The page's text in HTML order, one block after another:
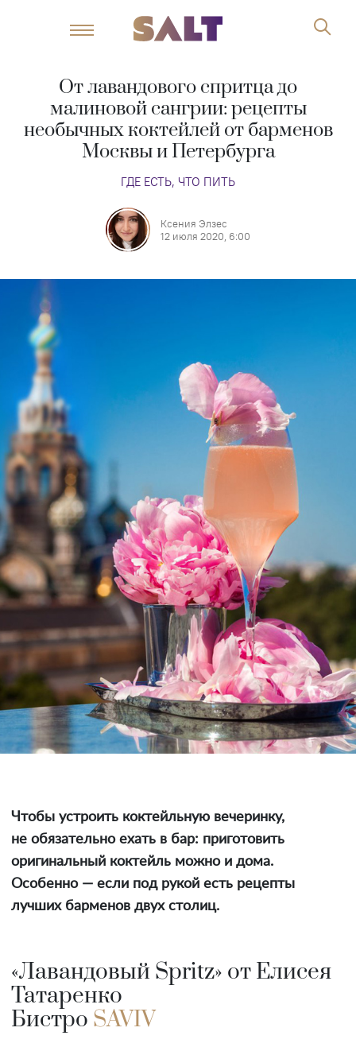
От лавандового спритца до
малиновой сангрии: рецепты
необычных коктейлей от барменов
Москвы и Петербурга
ГДЕ ЕСТЬ, ЧТО ПИТЬ
Ксения Элзес
12 июля 2020, 6:00
Чтобы устроить коктейльную вечеринку,
не обязательно ехать в бар: приготовить
оригинальный коктейль можно и дома.
Особенно — если под рукой есть рецепты
лучших барменов двух столиц.
«Лавандовый Spritz» от Елисея
Татаренко
Бистро SAVIV